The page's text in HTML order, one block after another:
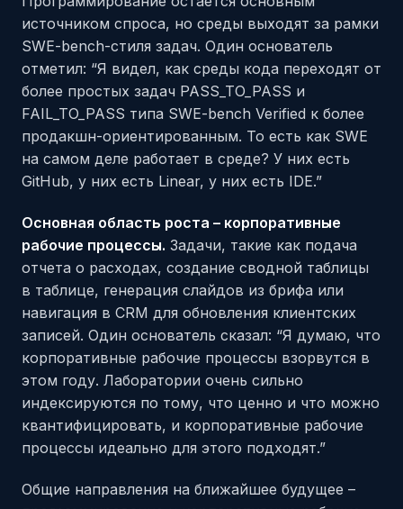
источником спроса, но среды выходят за рамки
SWE-bench-стиля задач. Один основатель
отметил: “Я видел, как среды кода переходят от
более простых задач PASS_TO_PASS и
FAIL_TO_PASS типа SWE-bench Verified к более
продакшн-ориентированным. То есть как SWE
на самом деле работает в среде? У них есть
GitHub, у них есть Linear, у них есть IDE.”
Основная область роста – корпоративные
рабочие процессы. Задачи, такие как подача
отчета о расходах, создание сводной таблицы
в таблице, генерация слайдов из брифа или
навигация в CRM для обновления клиентских
записей. Один основатель сказал: “Я думаю, что
корпоративные рабочие процессы взорвутся в
этом году. Лаборатории очень сильно
индексируются по тому, что ценно и что можно
квантифицировать, и корпоративные рабочие
процессы идеально для этого подходят.”
Общие направления на ближайшее будущее –